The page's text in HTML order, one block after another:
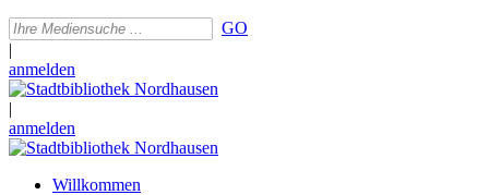
GO
|
anmelden
|
anmelden
Willkommen